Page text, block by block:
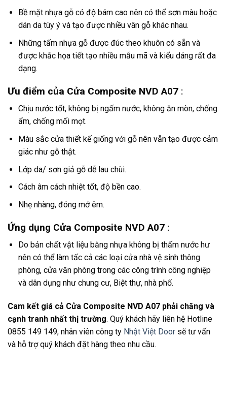
Bề mặt nhựa gỗ có độ bám cao nên có thể sơn màu hoặc
dán da tùy ý và tạo được nhiều vân gỗ khác nhau.
Những tấm nhựa gỗ được đúc theo khuôn có sẵn và
được khắc họa tiết tạo nhiều mẫu mã và kiểu dáng rất đa
dạng.
Ưu điểm của Cửa Composite NVD A07 :
Chịu nước tốt, không bị ngấm nước, không ăn mòn, chống
ẩm, chống mối mọt.
Màu sắc cửa thiết kế giống với gỗ nên vẫn tạo được cảm
giác như gỗ thật.
Lớp da/ sơn giả gỗ dễ lau chùi.
Cách âm cách nhiệt tốt, độ bền cao.
Nhẹ nhàng, đóng mở êm.
Ứng dụng Cửa Composite NVD A07 :
Do bản chất vật liệu bằng nhựa không bị thấm nước hư
nên có thể làm tấc cả các loại cửa nhà vệ sinh thông
phòng, cửa văn phòng trong các công trình công nghiệp
và dân dụng như chung cư, Biệt thự, nhà phố.
Cam kết giá cả Cửa Composite NVD A07 phải chăng và
cạnh tranh nhất thị trường. Quý khách hãy liên hệ Hotline
0855 149 149, nhân viên công ty Nhật Việt Door sẽ tư vấn
và hỗ trợ quý khách đặt hàng theo nhu cầu.